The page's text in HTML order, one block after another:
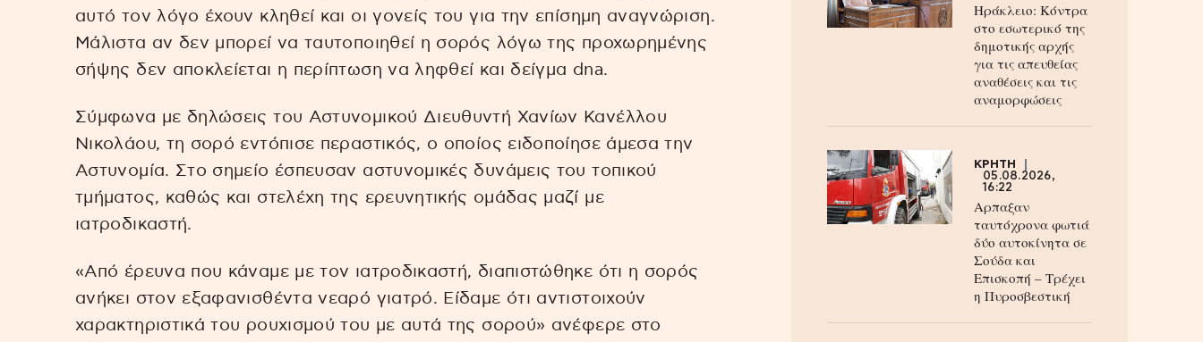
αυτό τον λόγο έχουν κληθεί και οι γονείς του για την επίσημη αναγνώριση.
Μάλιστα αν δεν μπορεί να ταυτοποιηθεί η σορός λόγω της προχωρημένης
σήψης δεν αποκλείεται η περίπτωση να ληφθεί και δείγμα dna.
Σύμφωνα με δηλώσεις του Αστυνομικού Διευθυντή Χανίων Κανέλλου
Νικολάου, τη σορό εντόπισε περαστικός, ο οποίος ειδοποίησε άμεσα την
Αστυνομία. Στο σημείο έσπευσαν αστυνομικές δυνάμεις του τοπικού
τμήματος, καθώς και στελέχη της ερευνητικής ομάδας μαζί με
ιατροδικαστή.
«Από έρευνα που κάναμε με τον ιατροδικαστή, διαπιστώθηκε ότι η σορός
ανήκει στον εξαφανισθέντα νεαρό γιατρό. Είδαμε ότι αντιστοιχούν
χαρακτηριστικά του ρουχισμού του με αυτά της σορού» ανέφερε στο
Ηράκλειο: Κόντρα
στο εσωτερικό της
δημοτικής αρχής
για τις απευθείας
αναθέσεις και τις
αναμορφώσεις
ΚΡΗΤΗ
05.08.2026,
16:22
Αρπαξαν
ταυτόχρονα φωτιά
δύο αυτοκίνητα σε
Σούδα και
Επισκοπή – Τρέχει
η Πυροσβεστική